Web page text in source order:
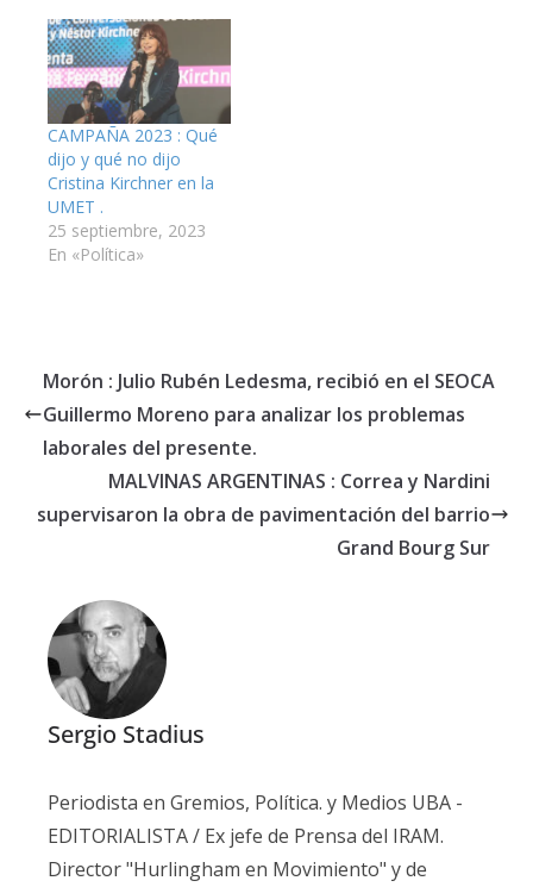
CAMPAÑA 2023 : Qué
dijo y qué no dijo
Cristina Kirchner en la
UMET .
25 septiembre, 2023
En «Política»
Morón : Julio Rubén Ledesma, recibió en el SEOCA
Guillermo Moreno para analizar los problemas
laborales del presente.
MALVINAS ARGENTINAS : Correa y Nardini
supervisaron la obra de pavimentación del barrio
Grand Bourg Sur
Sergio Stadius
Periodista en Gremios, Política. y Medios UBA -
EDITORIALISTA / Ex jefe de Prensa del IRAM.
Director "Hurlingham en Movimiento" y de